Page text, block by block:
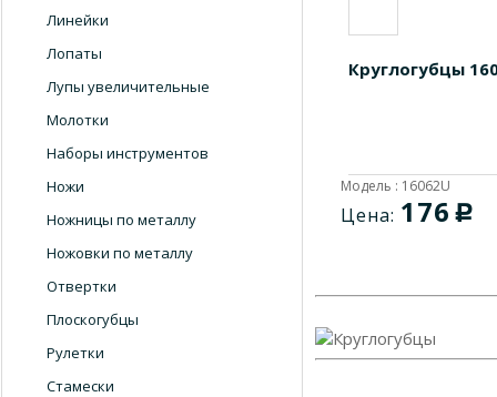
Линейки
Лопаты
Лупы увеличительные
Молотки
Наборы инструментов
Ножи
Ножницы по металлу
Ножовки по металлу
Отвертки
Плоскогубцы
Рулетки
Стамески
Круглогубцы
Цена: 176 c
Модель : 16062U